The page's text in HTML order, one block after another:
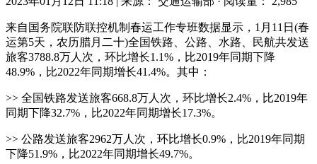
来自国务院联防联控机制春运工作专班数据显示，1月11日(春
运第5天，农历腊月二十)全国铁路、公路、水路、民航共发送
旅客3788.8万人次，环比增长1.1%，比2019年同期下降
48.9%，比2022年同期增长41.4%。其中：
>> 全国铁路发送旅客668.8万人次，环比增长2.4%，比2019年
同期下降32.7%，比2022年同期增长17.3%。
>> 公路发送旅客2962万人次，环比增长0.9%，比2019年同期
下降51.9%，比2022年同期增长49.7%。